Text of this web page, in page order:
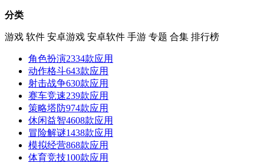
分类
游戏 软件 安卓游戏 安卓软件 手游 专题 合集 排行榜
角色扮演2334款应用
动作格斗643款应用
射击战争630款应用
赛车竞速239款应用
策略塔防974款应用
休闲益智4608款应用
冒险解谜1438款应用
模拟经营868款应用
体育竞技100款应用